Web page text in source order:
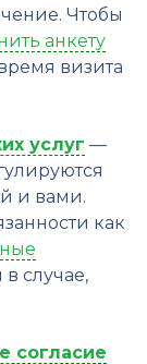
Чтобы
анкету
визита
услуг —
и вами.
как
случае,
согласие